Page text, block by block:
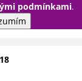
podmínkami.
PŘIHLÁSIT